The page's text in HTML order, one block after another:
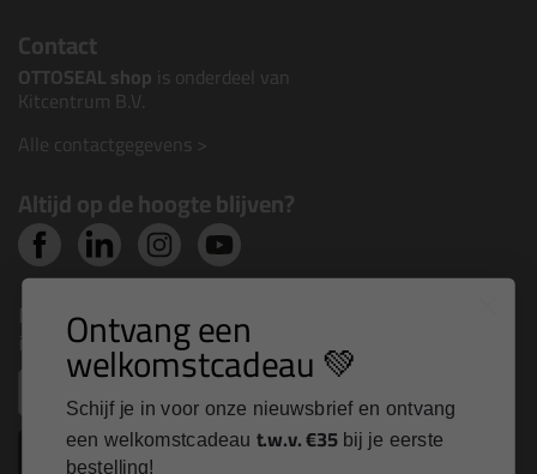
Contact
OTTOSEAL shop is onderdeel van
Kitcentrum B.V.
Alle contactgegevens >
Altijd op de hoogte blijven?
Nieuws, tips en exclusieve deals rechtstreeks in je
inbox
Inschrijven
Ontvang een
welkomstcadeau 💚
Schijf je in voor onze nieuwsbrief en ontvang
een welkomstcadeau t.w.v. €35 bij je eerste
bestelling!